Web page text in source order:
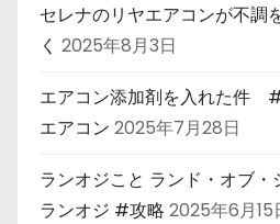
セレナのリヤエアコンが不調
く 2025年8月3日
エアコン添加剤を入れた件
エアコン 2025年7月28日
ランオジこと ランド・オブ
ランオジ #攻略 2025年6月15